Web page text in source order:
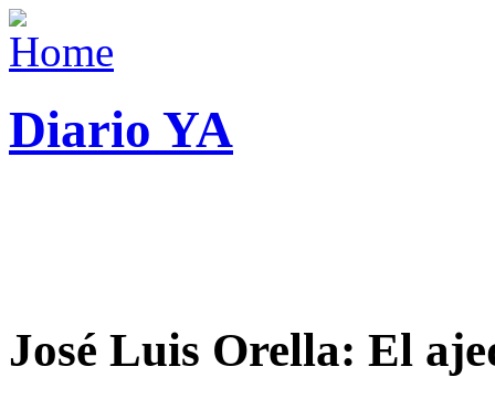
Diario YA
José Luis Orella: El